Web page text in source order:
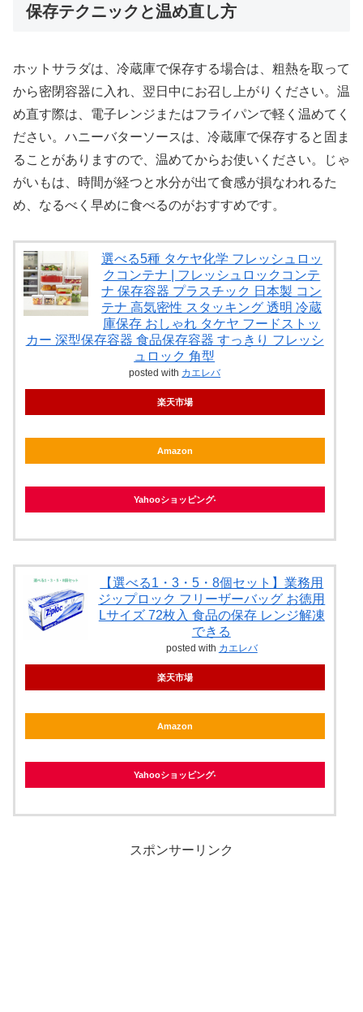
保存テクニックと温め直し方
ホットサラダは、冷蔵庫で保存する場合は、粗熱を取って
から密閉容器に入れ、翌日中にお召し上がりください。温
め直す際は、電子レンジまたはフライパンで軽く温めてく
ださい。ハニーバターソースは、冷蔵庫で保存すると固ま
ることがありますので、温めてからお使いください。じゃ
がいもは、時間が経つと水分が出て食感が損なわれるた
め、なるべく早めに食べるのがおすすめです。
選べる5種 タケヤ化学 フレッシュロッ
クコンテナ | フレッシュロックコンテ
ナ 保存容器 プラスチック 日本製 コン
テナ 高気密性 スタッキング 透明 冷蔵
庫保存 おしゃれ タケヤ フードストッ
カー 深型保存容器 食品保存容器 すっきり フレッシ
ュロック 角型
posted with カエレバ
楽天市場
Amazon
Yahooショッピング
【選べる1・3・5・8個セット】業務用
ジップロック フリーザーバッグ お徳用
Lサイズ 72枚入 食品の保存 レンジ解凍
できる
posted with カエレバ
楽天市場
Amazon
Yahooショッピング
スポンサーリンク